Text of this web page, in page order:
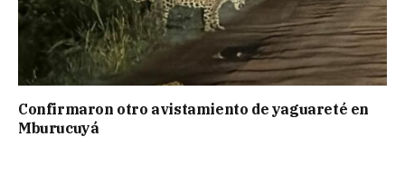
Confirmaron otro avistamiento de yaguareté en
Mburucuyá